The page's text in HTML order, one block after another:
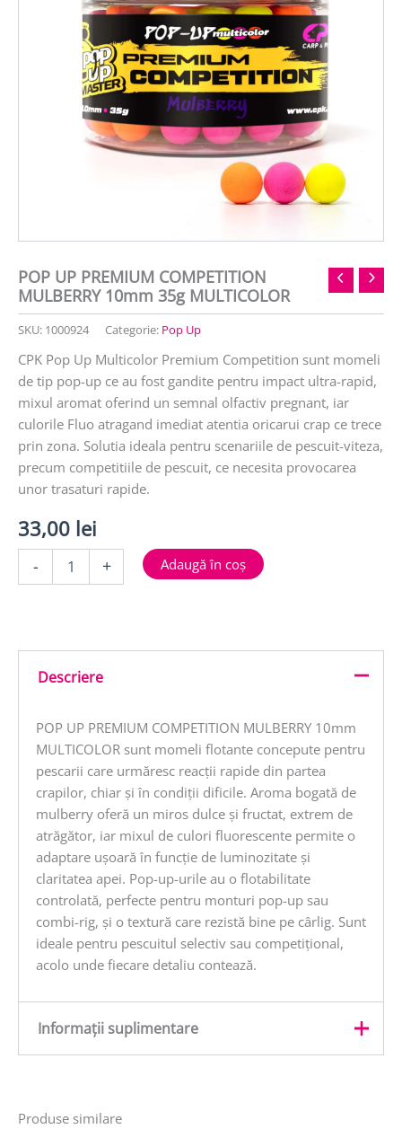
POP UP PREMIUM COMPETITION
MULBERRY 10mm 35g MULTICOLOR
SKU: 1000924 Categorie: Pop Up
CPK Pop Up Multicolor Premium Competition sunt momeli
de tip pop-up ce au fost gandite pentru impact ultra-rapid,
mixul aromat oferind un semnal olfactiv pregnant, iar
culorile Fluo atragand imediat atentia oricarui crap ce trece
prin zona. Solutia ideala pentru scenariile de pescuit-viteza,
precum competitiile de pescuit, ce necesita provocarea
unor trasaturi rapide.
33,00 lei
-
POP
MULBERRY
+ Adaugă în coș
Descriere
POP UP PREMIUM COMPETITION MULBERRY 10mm
MULTICOLOR sunt momeli flotante concepute pentru
pescarii care urmăresc reacții rapide din partea
crapilor, chiar și în condiții dificile. Aroma bogată de
mulberry oferă un miros dulce și fructat, extrem de
atrăgător, iar mixul de culori fluorescente permite o
adaptare ușoară în funcție de luminozitate și
claritatea apei. Pop-up-urile au o flotabilitate
controlată, perfecte pentru monturi pop-up sau
combi-rig, și o textură care rezistă bine pe cârlig. Sunt
ideale pentru pescuitul selectiv sau competițional,
acolo unde fiecare detaliu contează.
Informații suplimentare
Produse similare